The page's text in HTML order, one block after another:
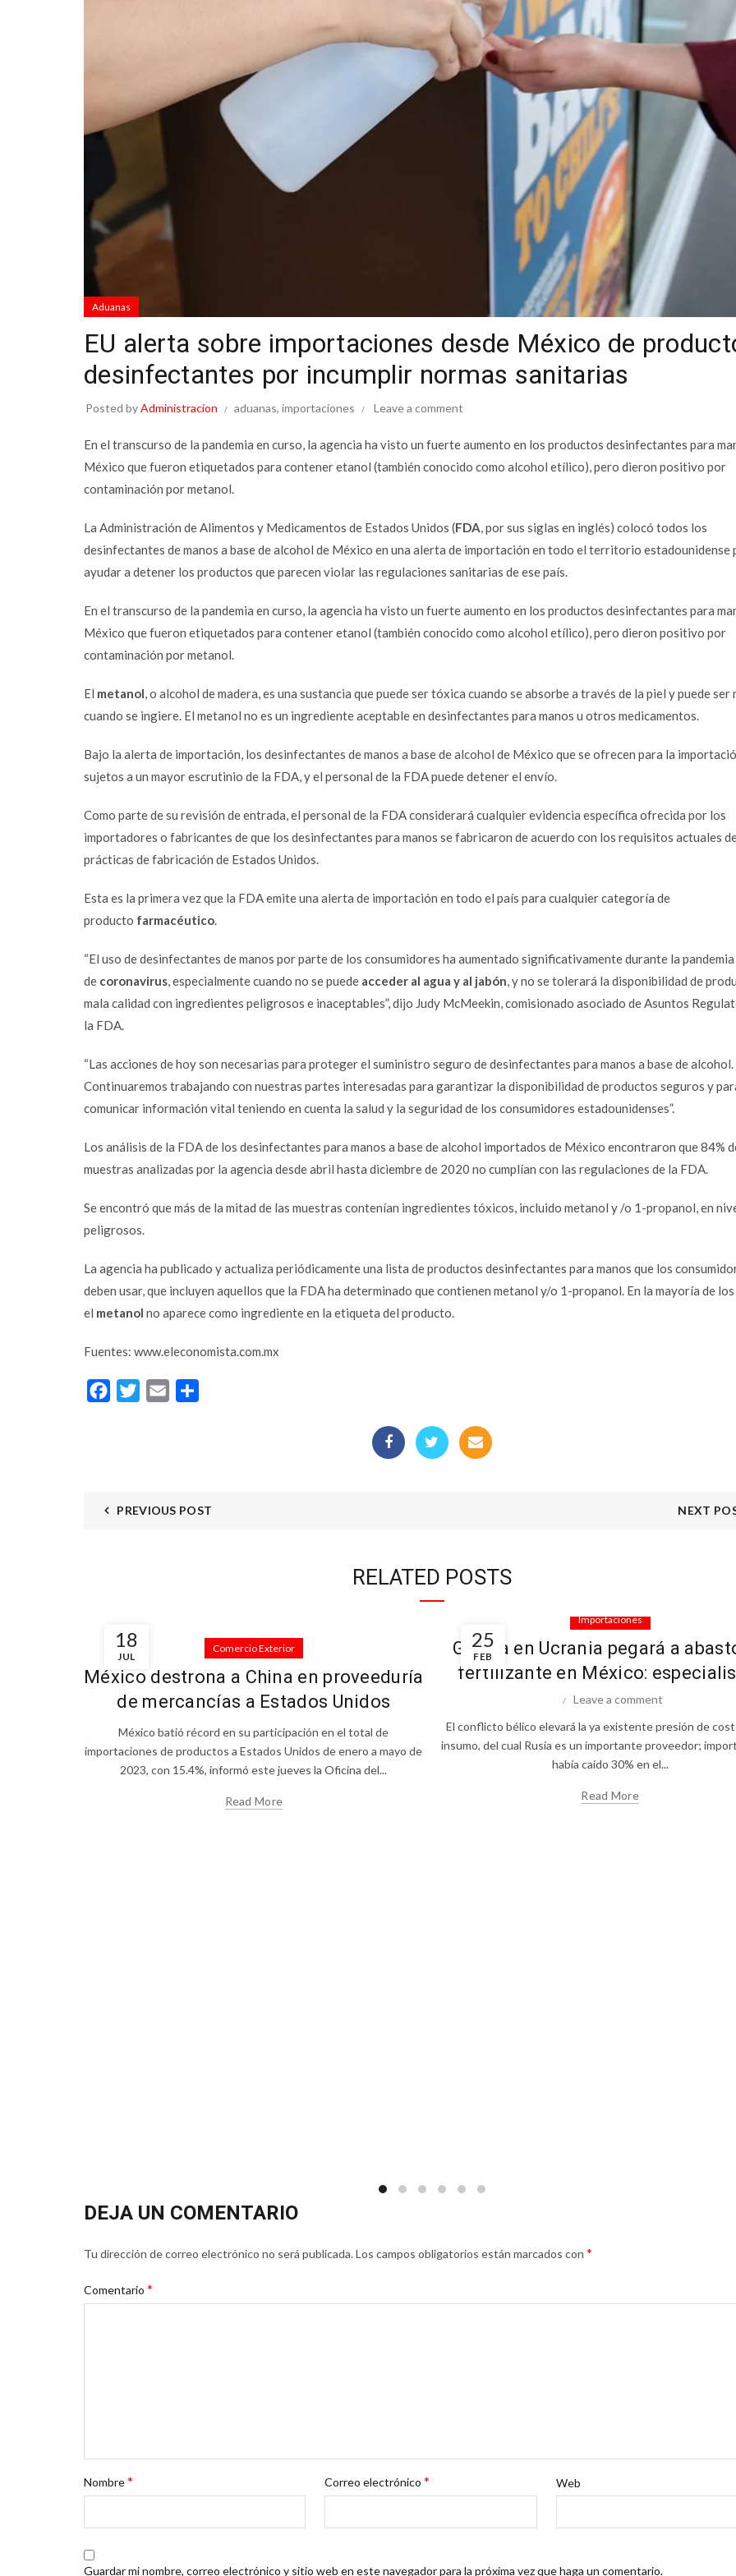
Aduanas
EU alerta sobre importaciones desde México de
desinfectantes por incumplir normas sanitarias
Posted byAdministracion aduanas, importaciones Leave a comment
En el transcurso de la pandemia en curso, la agencia ha visto un fuerte aumento en los productos desinfectantes para
México que fueron etiquetados para contener etanol (también conocido como alcohol etílico), pero dieron positivo por
contaminación por metanol.
La Administración de Alimentos y Medicamentos de Estados Unidos (FDA, por sus siglas en inglés) colocó todos los
desinfectantes de manos a base de alcohol de México en una alerta de importación en todo el territorio estadounidense
ayudar a detener los productos que parecen violar las regulaciones sanitarias de ese país.
En el transcurso de la pandemia en curso, la agencia ha visto un fuerte aumento en los productos desinfectantes para
México que fueron etiquetados para contener etanol (también conocido como alcohol etílico), pero dieron positivo por
contaminación por metanol.
El metanol, o alcohol de madera, es una sustancia que puede ser tóxica cuando se absorbe a través de la piel y puede ser
cuando se ingiere. El metanol no es un ingrediente aceptable en desinfectantes para manos u otros medicamentos.
Bajo la alerta de importación, los desinfectantes de manos a base de alcohol de México que se ofrecen para la
sujetos a un mayor escrutinio de la FDA, y el personal de la FDA puede detener el envío.
Como parte de su revisión de entrada, el personal de la FDA considerará cualquier evidencia específica ofrecida por los
importadores o fabricantes de que los desinfectantes para manos se fabricaron de acuerdo con los requisitos actuales
prácticas de fabricación de Estados Unidos.
Esta es la primera vez que la FDA emite una alerta de importación en todo el país para cualquier categoría de
producto farmacéutico.
“El uso de desinfectantes de manos por parte de los consumidores ha aumentado significativamente durante la pandemia
de coronavirus, especialmente cuando no se puede acceder al agua y al jabón, y no se tolerará la disponibilidad de
mala calidad con ingredientes peligrosos e inaceptables”, dijo Judy McMeekin, comisionado asociado de Asuntos
la FDA.
“Las acciones de hoy son necesarias para proteger el suministro seguro de desinfectantes para manos a base de alcohol.
Continuaremos trabajando con nuestras partes interesadas para garantizar la disponibilidad de productos seguros y
comunicar información vital teniendo en cuenta la salud y la seguridad de los consumidores estadounidenses”.
Los análisis de la FDA de los desinfectantes para manos a base de alcohol importados de México encontraron que 84%
muestras analizadas por la agencia desde abril hasta diciembre de 2020 no cumplían con las regulaciones de la FDA.
Se encontró que más de la mitad de las muestras contenían ingredientes tóxicos, incluido metanol y /o 1-propanol, en
peligrosos.
La agencia ha publicado y actualiza periódicamente una lista de productos desinfectantes para manos que los
deben usar, que incluyen aquellos que la FDA ha determinado que contienen metanol y/o 1-propanol. En la mayoría de los
el metanol no aparece como ingrediente en la etiqueta del producto.
Fuentes: www.eleconomista.com.mx
FacebookTwitterEmail
PREVIOUS POST NEXT
RELATED POSTS
18
JUL
Comercio Exterior
México destrona a China en proveeduría
de mercancías a Estados Unidos
México batió récord en su participación en el total de
importaciones de productos a Estados Unidos de enero a mayo de
2023, con 15.4%, informó este jueves la Oficina del...
Read More
25
FEB
Importaciones
Guerra en Ucrania pegará a
fertilizante en México:
Leave a comment
El conflicto bélico elevará la ya existente presión de
insumo, del cual Rusia es un importante proveedor;
había caído 30% en el...
Read More
DEJA UN COMENTARIO
Tu dirección de correo electrónico no será publicada.Los campos obligatorios están marcados con *
Comentario *
Nombre* Correo electrónico * Web
Guardar mi nombre, correo electrónico y sitio web en este navegador para la próxima vez que haga un comentario.